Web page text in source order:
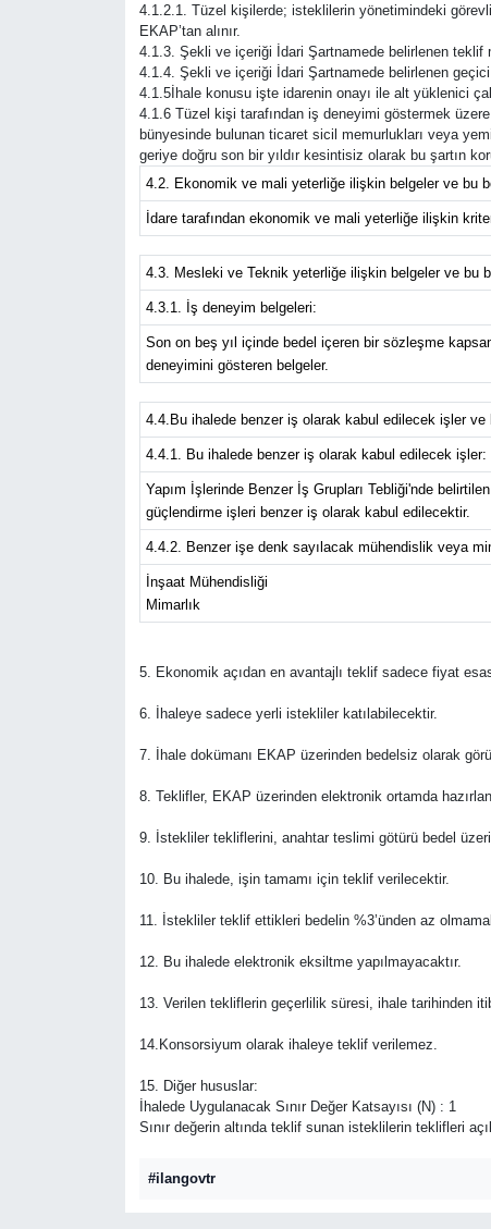
4.1.2.1. Tüzel kişilerde; isteklilerin yönetimindeki
EKAP’tan alınır.
4.1.3. Şekli ve içeriği İdari Şartnamede belirlenen teklif
4.1.4. Şekli ve içeriği İdari Şartnamede belirlenen geçici
4.1.5İhale konusu işte idarenin onayı ile alt yüklenici
4.1.6 Tüzel kişi tarafından iş deneyimi göstermek
bünyesinde bulunan ticaret sicil memurlukları veya
geriye doğru son bir yıldır kesintisiz olarak bu şartın
4.2. Ekonomik ve mali yeterliğe ilişkin belgeler ve bu
İdare tarafından ekonomik ve mali yeterliğe ilişkin
4.3. Mesleki ve Teknik yeterliğe ilişkin belgeler ve bu
4.3.1. İş deneyim belgeleri:
Son on beş yıl içinde bedel içeren bir sözleşme
deneyimini gösteren belgeler.
4.4.Bu ihalede benzer iş olarak kabul edilecek işler
4.4.1. Bu ihalede benzer iş olarak kabul edilecek işler:
Yapım İşlerinde Benzer İş Grupları Tebliği'nde
güçlendirme işleri benzer iş olarak kabul edilecektir.
4.4.2. Benzer işe denk sayılacak mühendislik veya
İnşaat Mühendisliği
Mimarlık
5. Ekonomik açıdan en avantajlı teklif sadece fiyat
6. İhaleye sadece yerli istekliler katılabilecektir.
7. İhale dokümanı EKAP üzerinden bedelsiz olarak
8. Teklifler, EKAP üzerinden elektronik ortamda
9. İstekliler tekliflerini, anahtar teslimi götürü bedel
10. Bu ihalede, işin tamamı için teklif verilecektir.
11. İstekliler teklif ettikleri bedelin %3’ünden az
12. Bu ihalede elektronik eksiltme yapılmayacaktır.
13. Verilen tekliflerin geçerlilik süresi, ihale tarihinden
14.Konsorsiyum olarak ihaleye teklif verilemez.
15. Diğer hususlar:
İhalede Uygulanacak Sınır Değer Katsayısı (N) : 1
Sınır değerin altında teklif sunan isteklilerin teklifleri
#ilangovtr